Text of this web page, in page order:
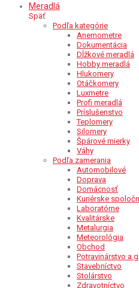
Meradlá
Späť
Podľa kategórie
Anemometre
Dokumentácia
Dĺžkové meradlá
Hobby meradlá
Hlukomery
Otáčkomery
Luxmetre
Profi meradlá
Príslušenstvo
Teplomery
Silomery
Špárové mierky
Váhy
Podľa zamerania
Automobilové
Doprava
Domácnosť
Kuriérske
Laboratórne
Kvalitárske
Metalurgia
Meteorológia
Obchod
Potravinárstvo a
Stavebníctvo
Stolárstvo
Zdravotníctvo